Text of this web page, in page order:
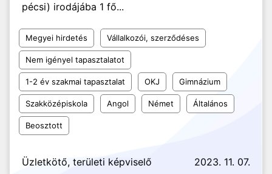
pécsi) irodájába 1 fő...
Megyei hirdetés Vállalkozói, szerződéses
Nem igényel tapasztalatot
1-2 év szakmai tapasztalat OKJ Gimnázium
Szakközépiskola Angol Német Általános
Beosztott
Üzletkötő, területi képviselő 2023. 11. 07.